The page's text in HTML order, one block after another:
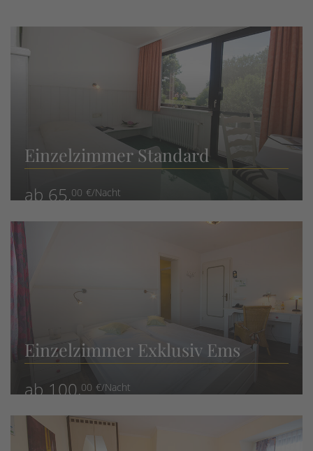
Einzelzimmer Standard
ab 65,00 €/Nacht
Einzelzimmer Exklusiv Ems
ab 100,00 €/Nacht